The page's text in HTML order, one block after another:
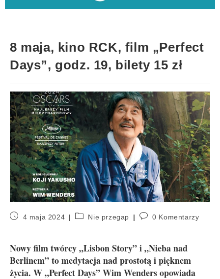
8 maja, kino RCK, film „Perfect
Days”, godz. 19, bilety 15 zł
4 maja 2024 Nie przegap 0 Komentarzy
Nowy film twórcy „Lisbon Story” i „Nieba nad
Berlinem” to medytacja nad prostotą i pięknem
życia. W „Perfect Days” Wim Wenders opowiada